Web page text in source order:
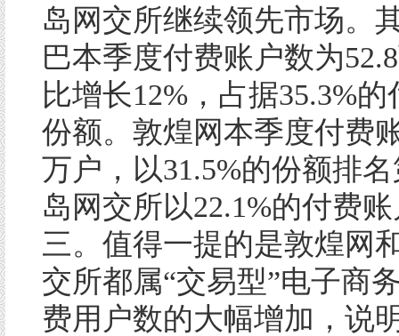
岛网交所继续领先市场。
巴本季度付费账户数为
比增长12%，占据35.3%
份额。敦煌网本季度付费
万户，以31.5%的份额排
岛网交所以22.1%的付费
三。值得一提的是敦煌网
交所都属“交易型”电子商
费用户数的大幅增加，说